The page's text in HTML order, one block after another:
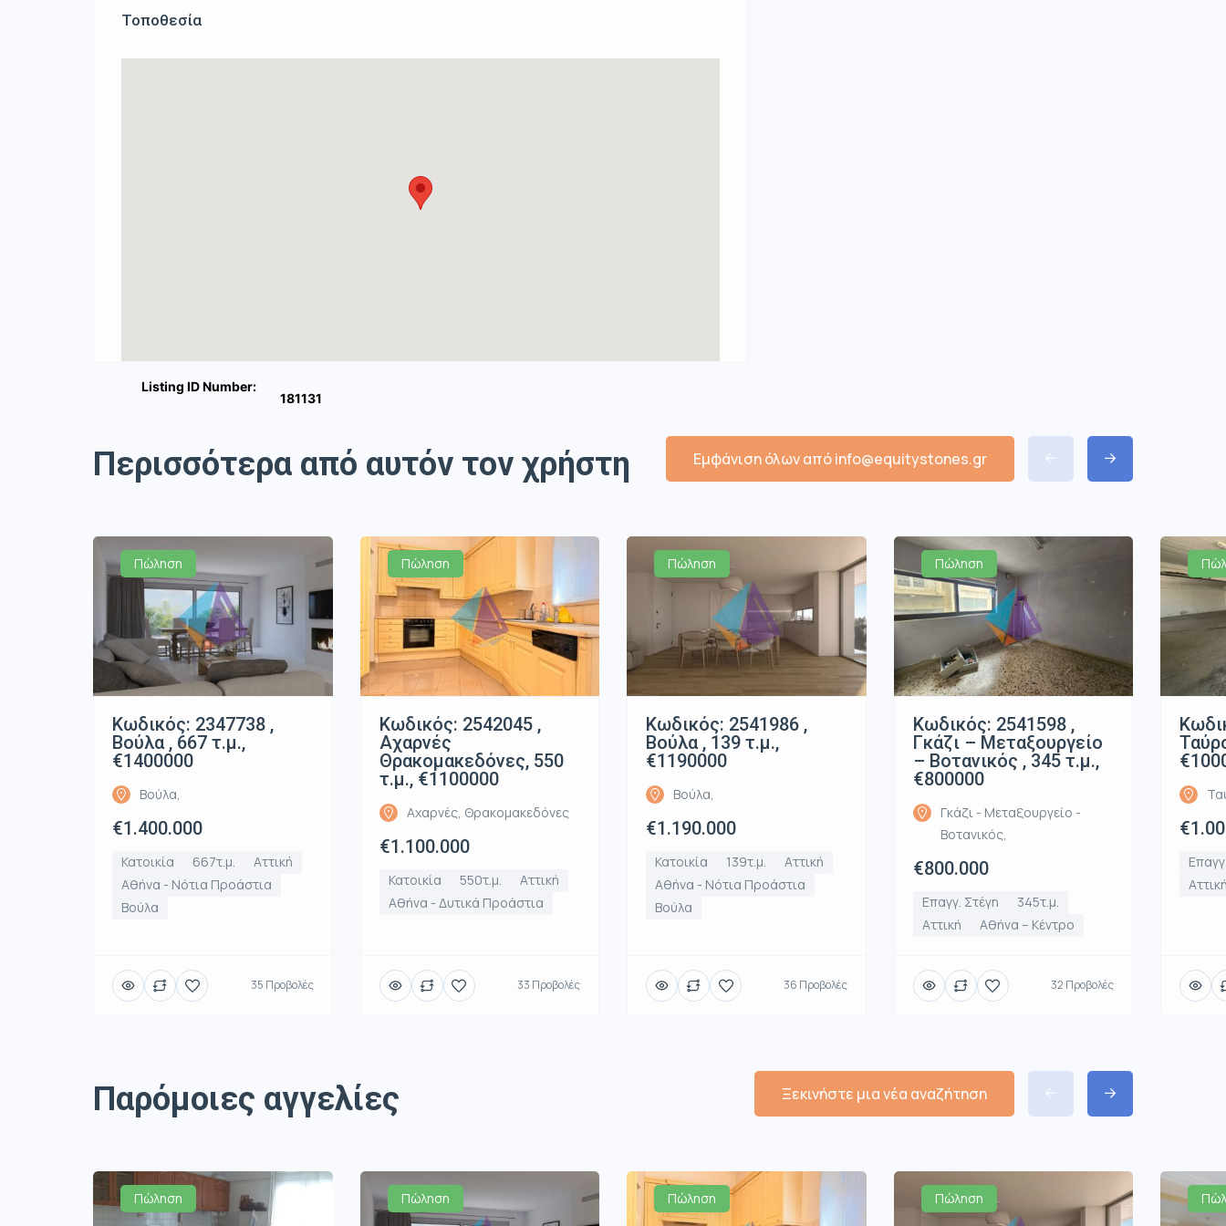
Τοποθεσία
Listing ID Number:
181131
Περισσότερα από αυτόν τον χρήστη Εμφάνιση όλων από info@equitystones.gr
Πώληση
Κωδικός: 2347738 ,
Βούλα , 667 τ.μ.,
€1400000
Βούλα,
€1.400.000
Κατοικία 667τ.μ.
Αττική
Αθήνα - Νότια Προάστια
Βούλα
35 Προβολές
Πώληση
Κωδικός: 2542045 ,
Αχαρνές
Θρακομακεδόνες, 550
τ.μ., €1100000
Αχαρνές, Θρακομακεδόνες
€1.100.000
Κατοικία 550τ.μ.
Αττική
Αθήνα - Δυτικά Προάστια
33 Προβολές
Πώληση
Κωδικός: 2541986 ,
Βούλα , 139 τ.μ.,
€1190000
Βούλα,
€1.190.000
Κατοικία 139τ.μ.
Αττική
Αθήνα - Νότια Προάστια
Βούλα
36 Προβολές
Πώληση
Κωδικός: 2541598 ,
Γκάζι – Μεταξουργείο
– Βοτανικός , 345 τ.μ.,
€800000
Γκάζι - Μεταξουργείο -
Βοτανικός,
€800.000
Επαγγ. Στέγη
345τ.μ.
Αττική
Αθήνα – Κέντρο
32 Προβολές
Παρόμοιες αγγελίες Ξεκινήστε μια νέα αναζήτηση
Πώληση Πώληση Πώληση Πώληση